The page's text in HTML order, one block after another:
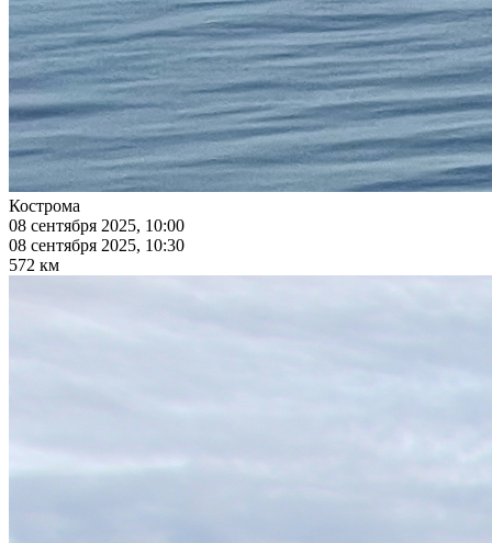
Кострома
08 сентября 2025, 10:00
08 сентября 2025, 10:30
572 км